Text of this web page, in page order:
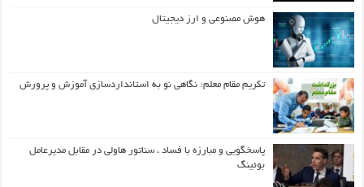
هوش مصنوعی و ارز دیجیتال
تکریم مقام معلم: نگاهی نو به استانداردسازی آموزش و پرورش
پاسخگویی و مبارزه با فساد ، سناتور هاولی در مقابل مدیرعامل
بوئینگ